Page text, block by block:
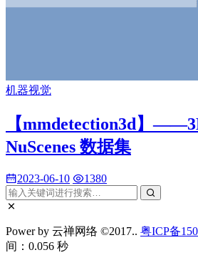
机器视觉
【mmdetection3d】
NuScenes 数据集
2023-06-10 1380
Power by 云禅网络 ©2017.. 粤ICP备
间：0.056 秒